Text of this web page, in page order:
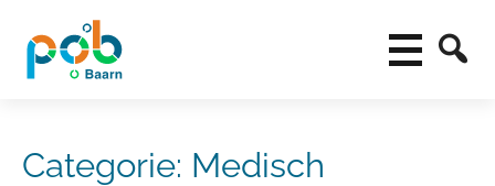
Categorie: Medisch